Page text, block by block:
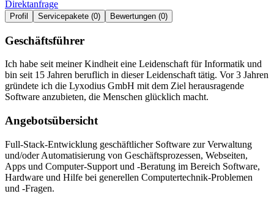
Direktanfrage
Profil Servicepakete (0) Bewertungen (0)
Geschäftsführer
Ich habe seit meiner Kindheit eine Leidenschaft für Informatik und
bin seit 15 Jahren beruflich in dieser Leidenschaft tätig. Vor 3 Jahren
gründete ich die Lyxodius GmbH mit dem Ziel herausragende
Software anzubieten, die Menschen glücklich macht.
Angebotsübersicht
Full-Stack-Entwicklung geschäftlicher Software zur Verwaltung
und/oder Automatisierung von Geschäftsprozessen, Webseiten,
Apps und Computer-Support und -Beratung im Bereich Software,
Hardware und Hilfe bei generellen Computertechnik-Problemen
und -Fragen.